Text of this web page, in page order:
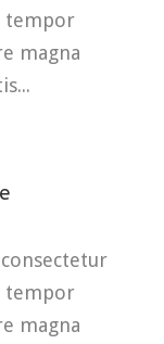
tempor
magna
tempor
magna